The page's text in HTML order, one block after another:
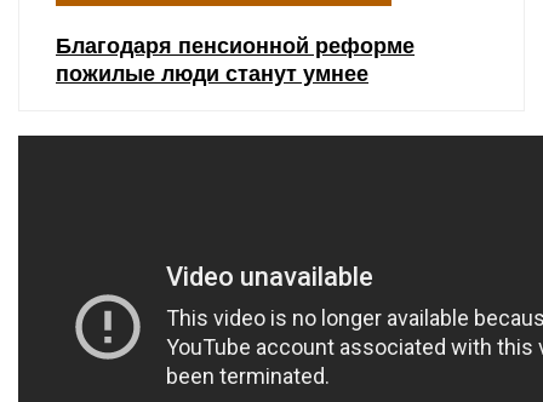
Благодаря пенсионной реформе
пожилые люди станут умнее